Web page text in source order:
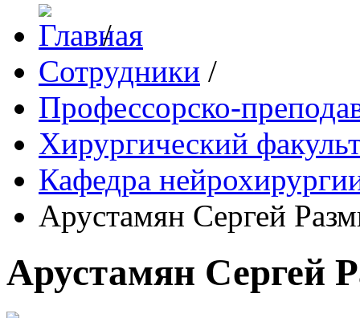
/
Сотрудники /
Профессорско-
Хирургический
Кафедра
Арустамян Сергей
Арустамян Сергей